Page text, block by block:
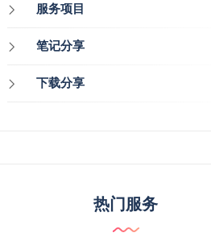
服务项目
笔记分享
下载分享
热门服务